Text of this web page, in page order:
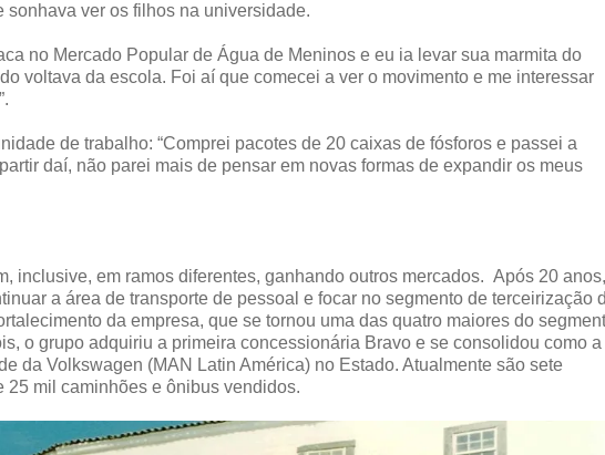
sonhava ver os filhos na universidade.
no Mercado Popular de Água de Meninos e eu ia levar sua marmita do
voltava da escola. Foi aí que comecei a ver o movimento e me interessar
de trabalho: “Comprei pacotes de 20 caixas de fósforos e passei a
daí, não parei mais de pensar em novas formas de expandir os meus
inclusive, em ramos diferentes, ganhando outros mercados. Após 20
a área de transporte de pessoal e focar no segmento de terceirização
da empresa, que se tornou uma das quatro maiores do
o grupo adquiriu a primeira concessionária Bravo e se consolidou como a
da Volkswagen (MAN Latin América) no Estado. Atualmente são sete
25 mil caminhões e ônibus vendidos.